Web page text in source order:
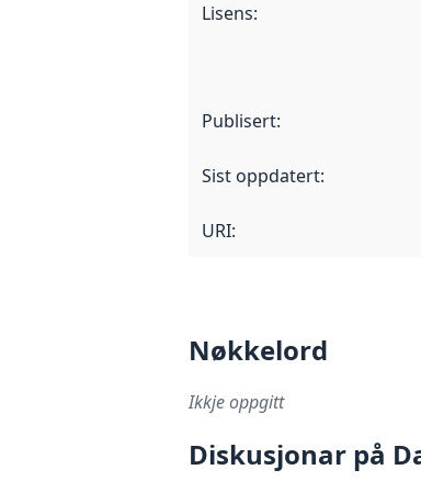
Lisens:
Publisert:
Sist oppdatert:
URI:
Nøkkelord
Ikkje oppgitt
Diskusjonar på